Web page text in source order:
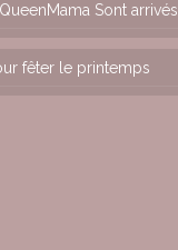
Sont arrivés
fêter le printemps